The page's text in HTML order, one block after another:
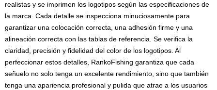
realistas y se imprimen los logotipos según las especificaciones de
la marca. Cada detalle se inspecciona minuciosamente para
garantizar una colocación correcta, una adhesión firme y una
alineación correcta con las tablas de referencia. Se verifica la
claridad, precisión y fidelidad del color de los logotipos. Al
perfeccionar estos detalles, RankoFishing garantiza que cada
señuelo no solo tenga un excelente rendimiento, sino que también
tenga una apariencia profesional y pulida que atrae a los usuarios